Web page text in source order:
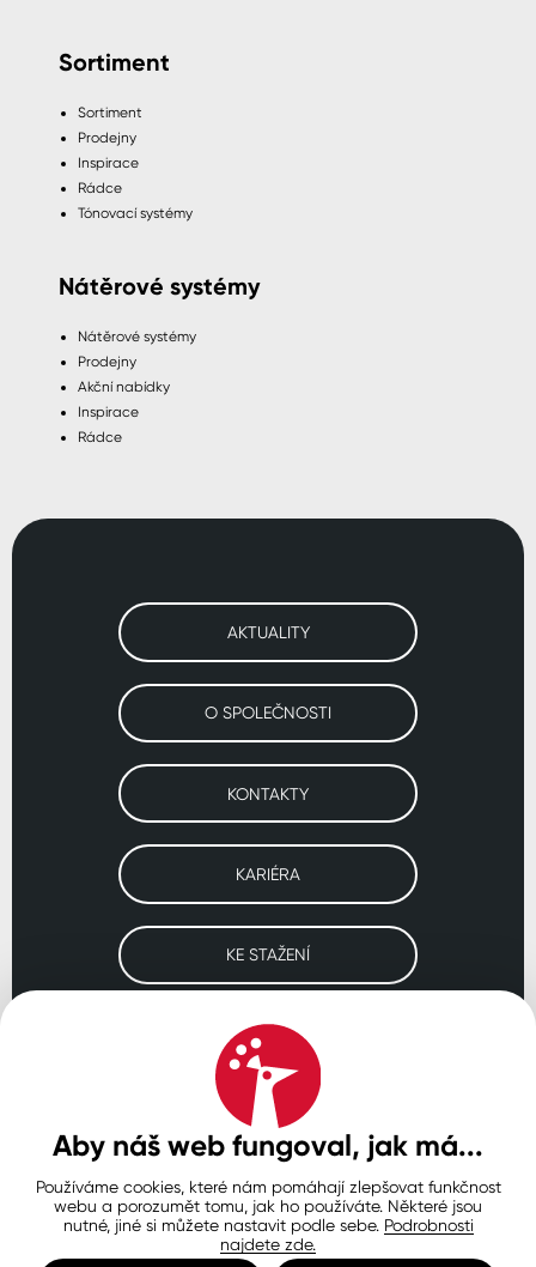
Sortiment
Sortiment
Prodejny
Inspirace
Rádce
Tónovací systémy
Nátěrové systémy
Nátěrové systémy
Prodejny
Akční nabídky
Inspirace
Rádce
AKTUALITY
O SPOLEČNOSTI
KONTAKTY
KARIÉRA
KE STAŽENÍ
Navštivte naše pobočky
SLOVENSKO POLSKO
Ochrana osobních údajů
Zásady používání souborů cookie
Nastavení cookies
© Copyright 2026 COLORLAK
Aby náš web fungoval, jak má...
Používáme cookies, které nám pomáhají zlepšovat funkčnost
webu a porozumět tomu, jak ho používáte. Některé jsou
nutné, jiné si můžete nastavit podle sebe. Podrobnosti
najdete zde.